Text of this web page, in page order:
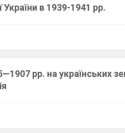
України в 1939-1941 рр.
рр. на українських